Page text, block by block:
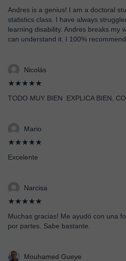
Andres is a genius! I am a doctoral
statistics class. I have always
learning disability. Andres breaks my
can understand it. I 100%
Nicolás
★★★★★
TODO MUY BIEN .EXPLICA BIEN,
Mario
★★★★★
Excelente
Narcisa
★★★★★
Muchas gracias! Me ayudó con una
por partes. Sabe bastante.
Mouhamed Gueye